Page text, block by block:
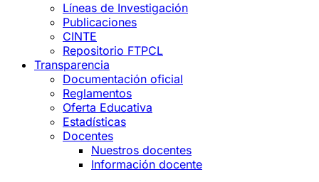
Líneas de Investigación
Publicaciones
CINTE
Repositorio FTPCL
Transparencia
Documentación oficial
Reglamentos
Oferta Educativa
Estadísticas
Docentes
Nuestros docentes
Información docente